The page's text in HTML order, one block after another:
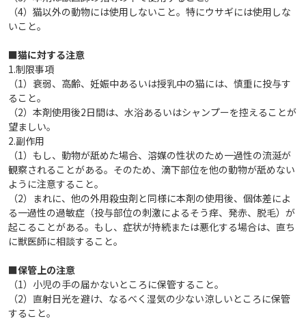
（4）猫以外の動物には使用しないこと。特にウサギには使用しな
いこと。
■猫に対する注意
1.制限事項
（1）衰弱、高齢、妊娠中あるいは授乳中の猫には、慎重に投与す
ること。
（2）本剤使用後2日間は、水浴あるいはシャンプーを控えることが
望ましい。
2.副作用
（1）もし、動物が舐めた場合、溶媒の性状のため一過性の流涎が
観察されることがある。そのため、滴下部位を他の動物が舐めない
ように注意すること。
（2）まれに、他の外用殺虫剤と同様に本剤の使用後、個体差によ
る一過性の過敏症（投与部位の刺激によるそう痒、発赤、脱毛）が
起こることがある。もし、症状が持続または悪化する場合は、直ち
に獣医師に相談すること。
■保管上の注意
（1）小児の手の届かないところに保管すること。
（2）直射日光を避け、なるべく湿気の少ない涼しいところに保管
すること。